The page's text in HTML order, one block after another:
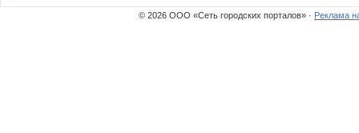
© 2026 ООО «Сеть городских порталов» · Реклама